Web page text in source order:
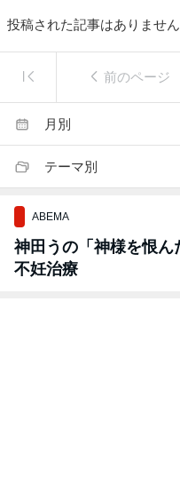
投稿された記事はありません
前のページ
月別
テーマ別
ABEMA
神田うの「神様を恨ん
不妊治療